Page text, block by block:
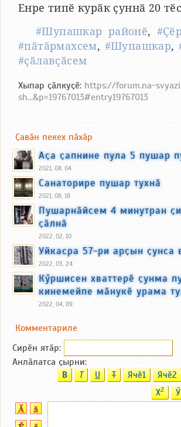
Енре типӗ курӑк ҫуннӑ 20
#Шупашкар районӗ,
#пӑтӑрмахсем, #Шупашкар,
#ҫӑлавҫӑсем
Хыпар ҫӑлкуҫӗ: https://forum.na-
sh...&p=19767013#entry19767013
Ҫавӑн пекех пӑхӑр
Аҫа ҫапнине пула 5 пушар
2021, 08, 04
Санаторире пушар тухнӑ
2021, 08, 18
Пушарнӑйсем 4 минутран
ҫӑлнӑ
2022, 02, 10
Уйкасра 57-ри арҫын ҫунса
2022, 03, 24
Кӳршисен хваттерӗ ҫунма
кинемейпе мӑнукӗ урама
2022, 04, 09
Комментариле
Сирӗн ятӑp:
Анлӑлатса ҫырни:
B T U T Ячӗ1 Ячӗ2
X2